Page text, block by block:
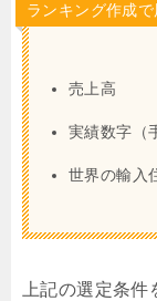
ランキング作成
売上高
実績数字（
世界の輸入
上記の選定条件